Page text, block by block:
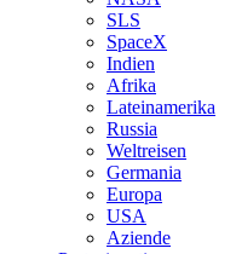
SLS
SpaceX
Indien
Afrika
Lateinamerika
Russia
Weltreisen
Germania
Europa
USA
Aziende